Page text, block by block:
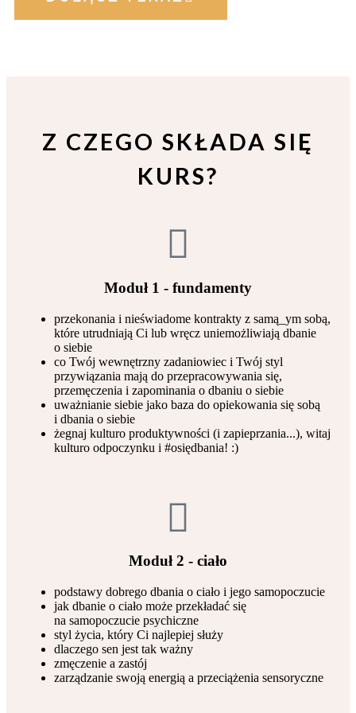
Z CZEGO SKŁADA SIĘ
KURS?
Moduł 1 - fundamenty
przekonania i nieświadome kontrakty z samą_ym sobą,
które utrudniają Ci lub wręcz uniemożliwiają dbanie
o siebie
co Twój wewnętrzny zadaniowiec i Twój styl
przywiązania mają do przepracowywania się,
przemęczenia i zapominania o dbaniu o siebie
uważnianie siebie jako baza do opiekowania się sobą
i dbania o siebie
żegnaj kulturo produktywności (i zapieprzania...), witaj
kulturo odpoczynku i #osiędbania! :)
Moduł 2 - ciało
podstawy dobrego dbania o ciało i jego samopoczucie
jak dbanie o ciało może przekładać się
na samopoczucie psychiczne
styl życia, który Ci najlepiej służy
dlaczego sen jest tak ważny
zmęczenie a zastój
zarządzanie swoją energią a przeciążenia sensoryczne